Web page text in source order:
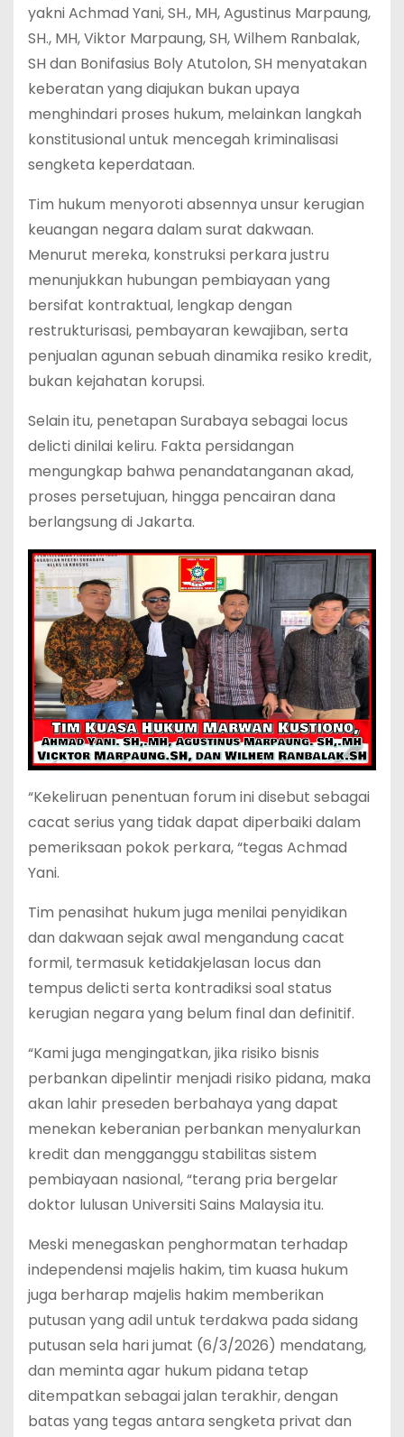
yakni Achmad Yani, SH., MH, Agustinus Marpaung,
SH., MH, Viktor Marpaung, SH, Wilhem Ranbalak,
SH dan Bonifasius Boly Atutolon, SH menyatakan
keberatan yang diajukan bukan upaya
menghindari proses hukum, melainkan langkah
konstitusional untuk mencegah kriminalisasi
sengketa keperdataan.
Tim hukum menyoroti absennya unsur kerugian
keuangan negara dalam surat dakwaan.
Menurut mereka, konstruksi perkara justru
menunjukkan hubungan pembiayaan yang
bersifat kontraktual, lengkap dengan
restrukturisasi, pembayaran kewajiban, serta
penjualan agunan sebuah dinamika resiko kredit,
bukan kejahatan korupsi.
Selain itu, penetapan Surabaya sebagai locus
delicti dinilai keliru. Fakta persidangan
mengungkap bahwa penandatanganan akad,
proses persetujuan, hingga pencairan dana
berlangsung di Jakarta.
“Kekeliruan penentuan forum ini disebut sebagai
cacat serius yang tidak dapat diperbaiki dalam
pemeriksaan pokok perkara, “tegas Achmad
Yani.
Tim penasihat hukum juga menilai penyidikan
dan dakwaan sejak awal mengandung cacat
formil, termasuk ketidakjelasan locus dan
tempus delicti serta kontradiksi soal status
kerugian negara yang belum final dan definitif.
“Kami juga mengingatkan, jika risiko bisnis
perbankan dipelintir menjadi risiko pidana, maka
akan lahir preseden berbahaya yang dapat
menekan keberanian perbankan menyalurkan
kredit dan mengganggu stabilitas sistem
pembiayaan nasional, “terang pria bergelar
doktor lulusan Universiti Sains Malaysia itu.
Meski menegaskan penghormatan terhadap
independensi majelis hakim, tim kuasa hukum
juga berharap majelis hakim memberikan
putusan yang adil untuk terdakwa pada sidang
putusan sela hari jumat (6/3/2026) mendatang,
dan meminta agar hukum pidana tetap
ditempatkan sebagai jalan terakhir, dengan
batas yang tegas antara sengketa privat dan